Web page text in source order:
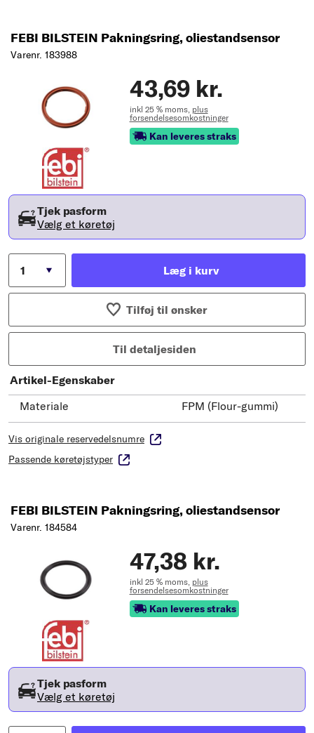
FEBI BILSTEIN Pakningsring, oliestandsensor
Varenr. 183988
43,69 kr.
inkl 25 % moms, plus
forsendelsesomkostninger
Kan leveres straks
Tjek pasform
Vælg et køretøj
Læg i kurv
Tilføj til ønsker
Til detaljesiden
Artikel-Egenskaber
Materiale
FPM (Flour-gummi)
Vis originale reservedelsnumre
Passende køretøjstyper
FEBI BILSTEIN Pakningsring, oliestandsensor
Varenr. 184584
47,38 kr.
inkl 25 % moms, plus
forsendelsesomkostninger
Kan leveres straks
Tjek pasform
Vælg et køretøj